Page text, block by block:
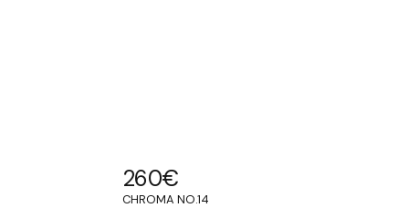
260€
CHROMA NO.14